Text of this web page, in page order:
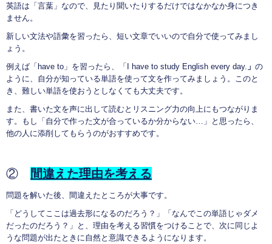
英語は「言葉」なので、見たり聞いたりするだけではなかなか身につき
ません。
新しい文法や語彙を習ったら、短い文章でいいので自分で使ってみまし
ょう。
例えば「have to」を習ったら、「I have to study English every day. 」 の
ように、自分が知っている単語を使って文を作ってみましょう。このと
き、難しい単語を使おうとしなくても大丈夫です。
また、書いた文を声に出して読むとリスニング力の向上にもつながりま
す。もし「自分で作った文が合っているか分からない…」と思ったら、
他の人に添削してもらうのがおすすめです。
② 間違えた理由を考える
問題を解いた後、間違えたところが大事です。
「どうしてここは過去形になるのだろう？」「なんでこの単語じゃダメ
だったのだろう？」と、理由を考える習慣をつけることで、次に同じよ
うな問題が出たときに自然と意識できるようになります。